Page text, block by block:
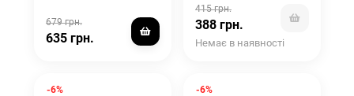
679 грн.
635 грн.
415 грн.
388 грн.
Немає в наявності
-6% -6%